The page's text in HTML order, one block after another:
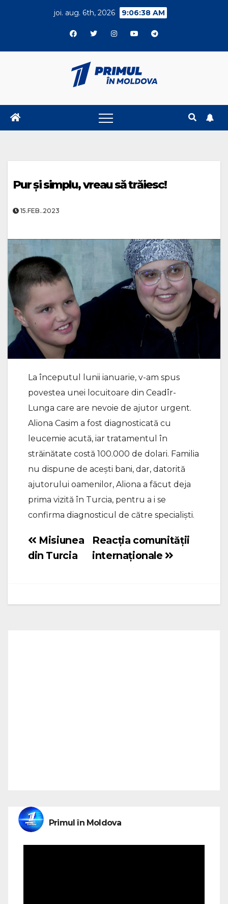
joi. aug. 6th, 2026 9:06:39 AM
Pur și simplu, vreau să trăiesc!
15.FEB..2023
La începutul lunii ianuarie, v-am spus
povestea unei locuitoare din Ceadîr-
Lunga care are nevoie de ajutor urgent.
Aliona Casim a fost diagnosticată cu
leucemie acută, iar tratamentul în
străinătate costă 100.000 de dolari. Familia
nu dispune de acești bani, dar, datorită
ajutorului oamenilor, Aliona a făcut deja
prima vizită în Turcia, pentru a i se
confirma diagnosticul de către specialiști.
Navigare
în
Reacția comunității
internaționale
Misiunea
din Turcia
Primul în Moldova